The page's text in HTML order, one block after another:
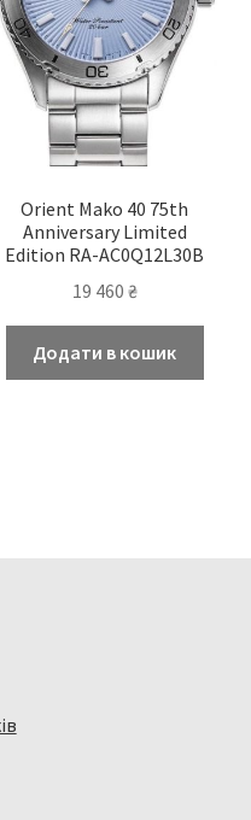
Orient Mako 40 75th
Anniversary Limited
Edition RA-AC0Q12L30B
19 460 ₴
Додати в кошик